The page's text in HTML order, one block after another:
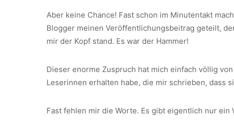
Aber keine Chance! Fast schon im Minutentakt
Blogger meinen Veröffentlichungsbeitrag geteilt,
mir der Kopf stand. Es war der Hammer!
Dieser enorme Zuspruch hat mich einfach völlig
Leserinnen erhalten habe, die mir schrieben, dass
Fast fehlen mir die Worte. Es gibt eigentlich nur ein